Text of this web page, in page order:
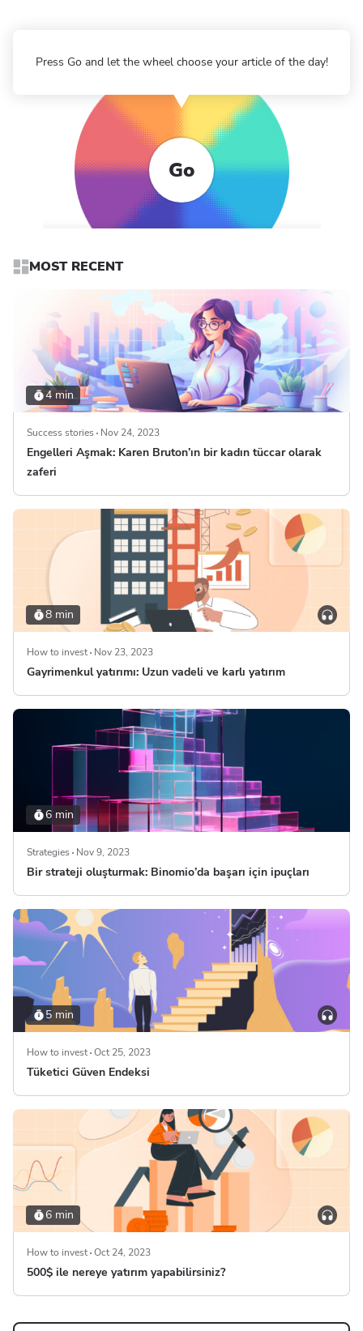
Go
Press Go and let the wheel choose your article of the day!
MOST RECENT
4 min
Success stories Nov 24, 2023
Engelleri Aşmak: Karen Bruton’ın bir kadın tüccar olarak
zaferi
8 min
How to invest Nov 23, 2023
Gayrimenkul yatırımı: Uzun vadeli ve karlı yatırım
6 min
Strategies Nov 9, 2023
Bir strateji oluşturmak: Binomio’da başarı için ipuçları
5 min
How to invest Oct 25, 2023
Tüketici Güven Endeksi
6 min
How to invest Oct 24, 2023
500$ ile nereye yatırım yapabilirsiniz?